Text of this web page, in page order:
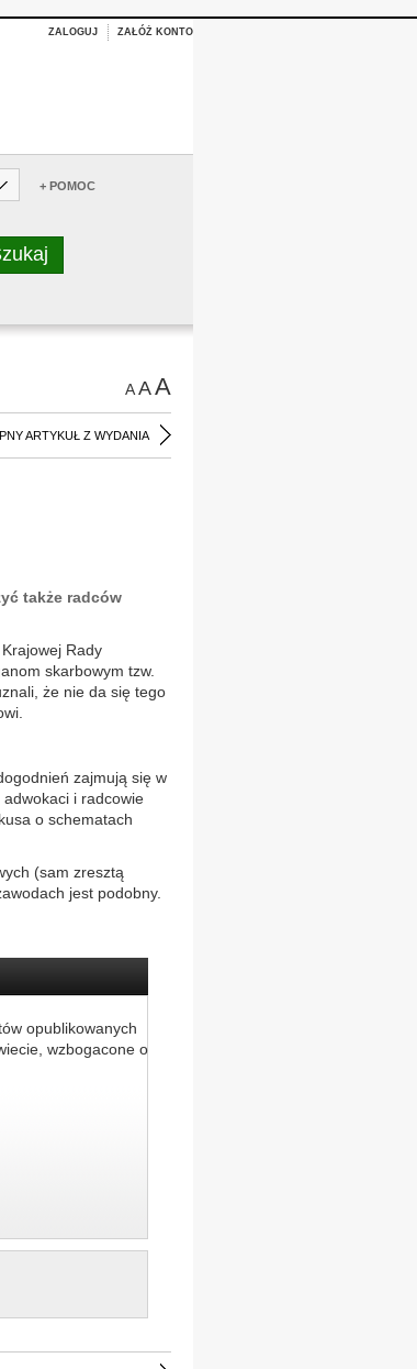
ZALOGUJ ZAŁÓŻ KONTO
+ POMOC
AAA
ARTYKUŁ Z WYDANIA
także radców
Rady
skarbowym tzw.
że nie da się tego
zajmują się w
i radcowie
o schematach
(sam zresztą
jest podobny.
opublikowanych
wzbogacone o